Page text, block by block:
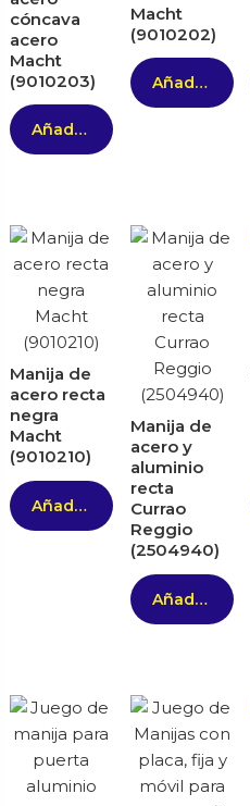
cóncava
acero
Macht
(9010203)
Añadir al carrito
Macht
(9010202)
Añadir al carrito
Manija de
acero recta
negra
Macht
(9010210)
Añadir al carrito
Manija de
acero y
aluminio
recta
Currao
Reggio
(2504940)
Añadir al carrito